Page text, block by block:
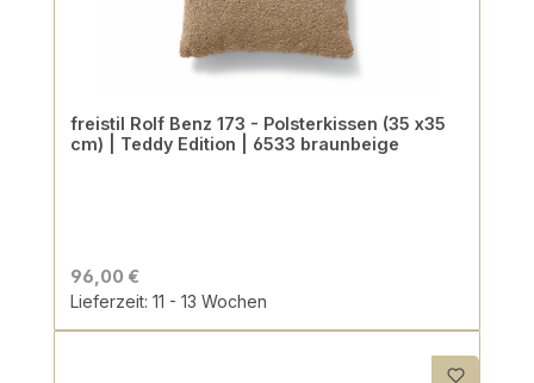
freistil Rolf Benz 173 - Polsterkissen (35 x35
cm) | Teddy Edition | 6533 braunbeige
96,00 €
Lieferzeit: 11 - 13 Wochen